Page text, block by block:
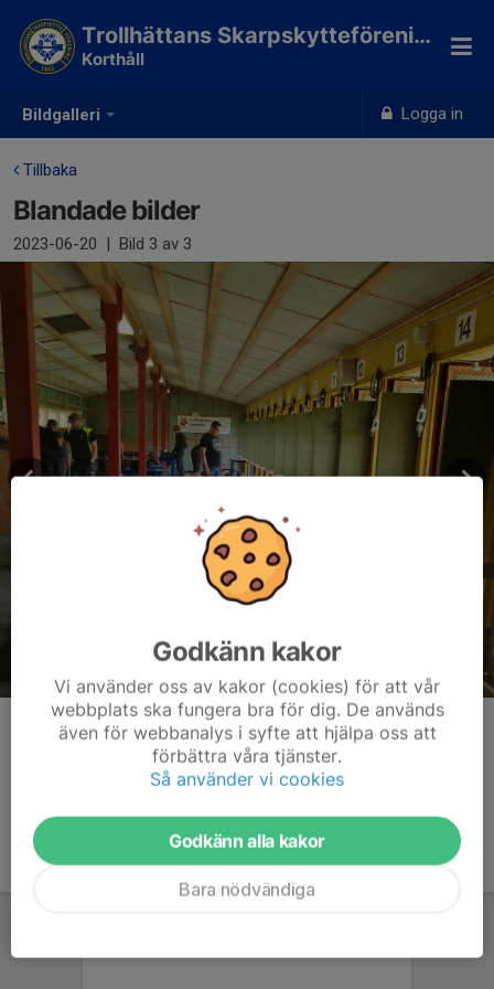
Bildgalleri Logga in
Trollhättans Skarpskytteförening
Korthåll
Tillbaka
Blandade bilder
2023-06-20 | Bild 3 av 3
Kommentarer
Godkänn kakor
Vi använder oss av kakor (cookies) för att vår
webbplats ska fungera bra för dig. De används
även för webbanalys i syfte att hjälpa oss att
förbättra våra tjänster.
Så använder vi cookies
Godkänn alla kakor
Bara nödvändiga